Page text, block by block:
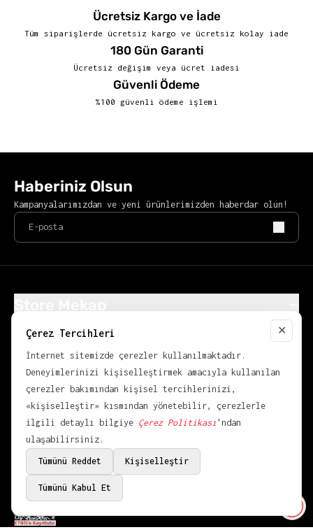
Close
✕
Çerez Tercihleri
İnternet sitemizde çerezler kullanılmaktadır.
Deneyimlerinizi kişiselleştirmek amacıyla kullanılan
çerezler bakımından kişisel tercihlerinizi,
«kişiselleştir» kısmından yönetebilir, çerezlerle
ilgili detaylı bilgiye Çerez Politikası 'ndan
ulaşabilirsiniz.
Tümünü Reddet Kişiselleştir
Tümünü Kabul Et
Ücretsiz Kargo ve İade
Tüm siparişlerde ücretsiz kargo ve ücretsiz kolay iade
180 Gün Garanti
Ücretsiz değişim veya ücret iadesi
Güvenli Ödeme
%100 güvenli ödeme işlemi
Haberiniz Olsun
Kampanyalarımızdan ve yeni ürünlerimizden haberdar olun!
Alışveriş
Popüler Kategoriler
KVKK
© 2026,OVER POINT.Bir Mekap Markasıdır.